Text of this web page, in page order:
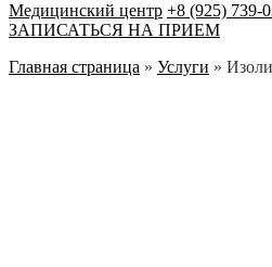
Медицинский центр +8 (925) 739-
ЗАПИСАТЬСЯ НА ПРИЕМ
Главная страница » Услуги »